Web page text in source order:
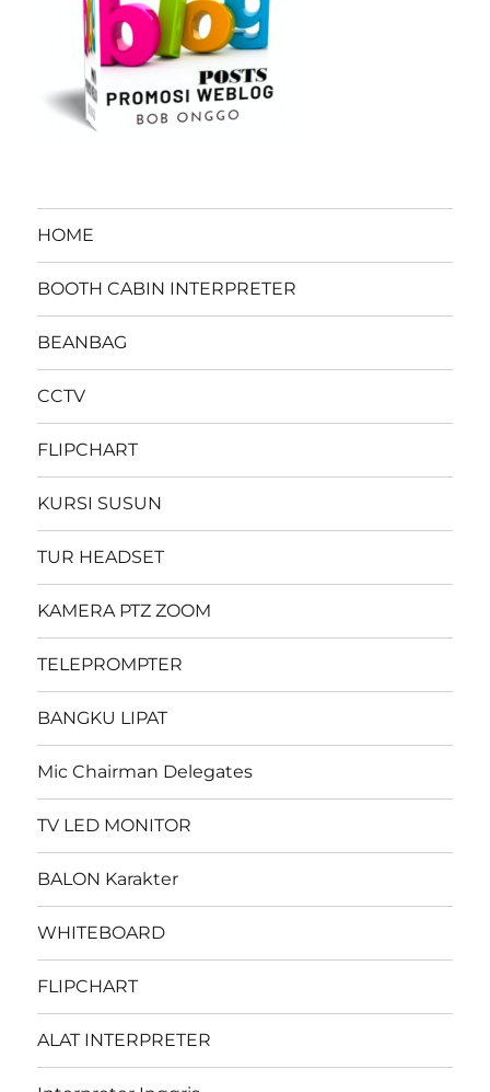
HOME
BOOTH CABIN INTERPRETER
BEANBAG
CCTV
FLIPCHART
KURSI SUSUN
TUR HEADSET
KAMERA PTZ ZOOM
TELEPROMPTER
BANGKU LIPAT
Mic Chairman Delegates
TV LED MONITOR
BALON Karakter
WHITEBOARD
FLIPCHART
ALAT INTERPRETER